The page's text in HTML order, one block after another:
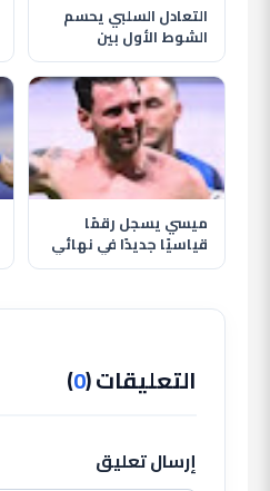
التعادل السلبي يحسم
الشوط الأول بين
الأرجنتين وإسبانيا في
نهائي كأس العالم 2026
ميسي يسجل رقمًا
قياسيًا جديدًا في نهائي
كأس العالم 2026 أمام
التعليقات (0
)
إرسال تعليق